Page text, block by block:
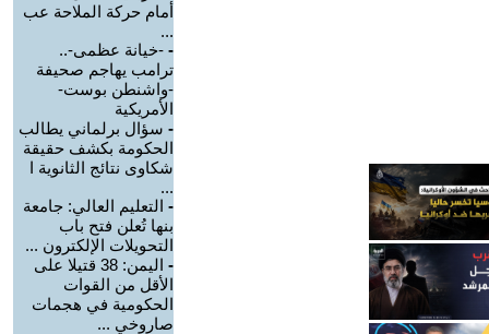
أمام حركة الملاحة عب
...
- -خيانة عظمى-..
ترامب يهاجم صحيفة
-واشنطن بوست-
الأمريكية
- سؤال برلماني يطالب
الحكومة بكشف حقيقة
شكاوى نتائج الثانوية ا
...
- التعليم العالي: جامعة
بنها تُعلن فتح باب
التحويلات الإلكترون ...
-
اليمن: 38 قتيلا على
الأقل من القوات
الحكومية في هجمات
صاروخي ...